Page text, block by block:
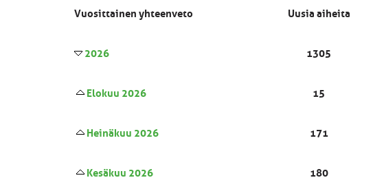
Vuosittainen yhteenveto Uusia aiheita
2026 1305
Elokuu 2026 15
Heinäkuu 2026 171
Kesäkuu 2026 180